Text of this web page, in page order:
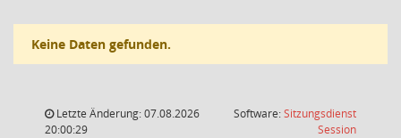
Keine Daten gefunden.
Letzte Änderung: 07.08.2026
20:00:29
Software:Sitzungsdienst
Session(Wird in